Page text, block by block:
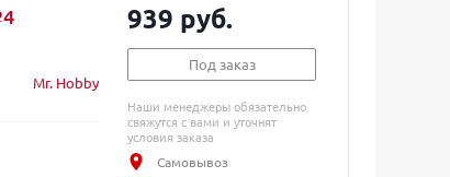
Mr. Hobby
939 руб.
Под заказ
Наши менеджеры обязательно
свяжутся с вами и уточнят
условия заказа
Самовывоз